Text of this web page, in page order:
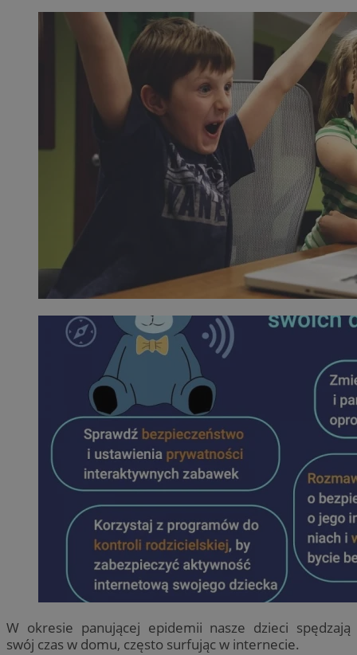
W okresie panującej epidemii nasze dzieci spędzają
swój czas w domu, często surfując w internecie.